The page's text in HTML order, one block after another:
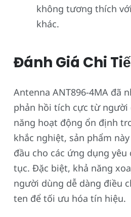
không tương thích
khác.
Đánh Giá Chi
Antenna ANT896-4MA đã
phản hồi tích cực từ người
năng hoạt động ổn định
khắc nghiệt, sản phẩm
đầu cho các ứng dụng
tục. Đặc biệt, khả năng
người dùng dễ dàng điều
ten để tối ưu hóa tín hiệu.